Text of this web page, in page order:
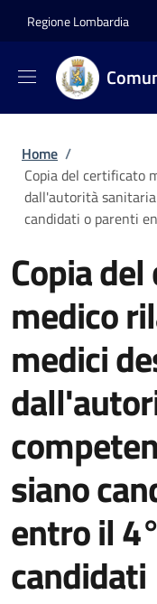
Regione Lombardia
Briciole di
Home /
Copia del certificato
dall'autorità
candidati o parenti
Copia
medico
medici
siano
entro il
candidati